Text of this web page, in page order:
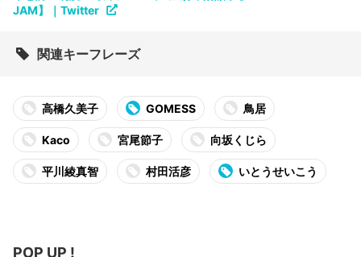
JAM】｜Twitter
関連キーフレーズ
高橋久美子 GOMESS 鳥居
Kaco 宮尾節子 向坂くじら
平川綾真智 村田活彦 いとうせいこう
POP UP !